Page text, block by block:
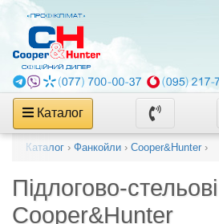
Каталог
Каталог › Фанкойли › Cooper&Hunter ›
Підлогово-
Cooper&Hunter